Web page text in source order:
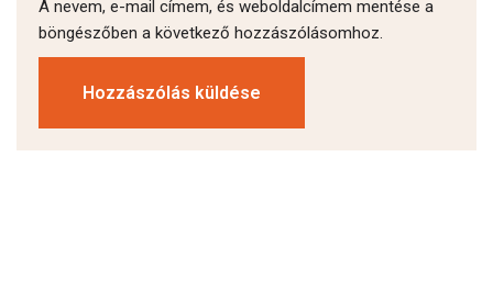
A nevem, e-mail címem, és weboldalcímem mentése a
böngészőben a következő hozzászólásomhoz.